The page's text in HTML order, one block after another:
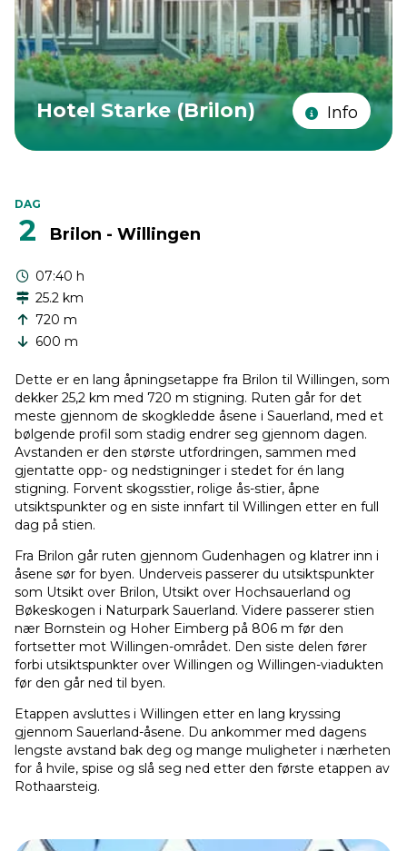
Hotel Starke (Brilon) Info
DAG
2 Brilon - Willingen
07:40 h
25.2 km
720 m
600 m
Dette er en lang åpningsetappe fra Brilon til Willingen, som
dekker 25,2 km med 720 m stigning. Ruten går for det
meste gjennom de skogkledde åsene i Sauerland, med et
bølgende profil som stadig endrer seg gjennom dagen.
Avstanden er den største utfordringen, sammen med
gjentatte opp- og nedstigninger i stedet for én lang
stigning. Forvent skogsstier, rolige ås-stier, åpne
utsiktspunkter og en siste innfart til Willingen etter en full
dag på stien.
Fra Brilon går ruten gjennom Gudenhagen og klatrer inn i
åsene sør for byen. Underveis passerer du utsiktspunkter
som Utsikt over Brilon, Utsikt over Hochsauerland og
Bøkeskogen i Naturpark Sauerland. Videre passerer stien
nær Bornstein og Hoher Eimberg på 806 m før den
fortsetter mot Willingen-området. Den siste delen fører
forbi utsiktspunkter over Willingen og Willingen-viadukten
før den går ned til byen.
Etappen avsluttes i Willingen etter en lang kryssing
gjennom Sauerland-åsene. Du ankommer med dagens
lengste avstand bak deg og mange muligheter i nærheten
for å hvile, spise og slå seg ned etter den første etappen av
Rothaarsteig.